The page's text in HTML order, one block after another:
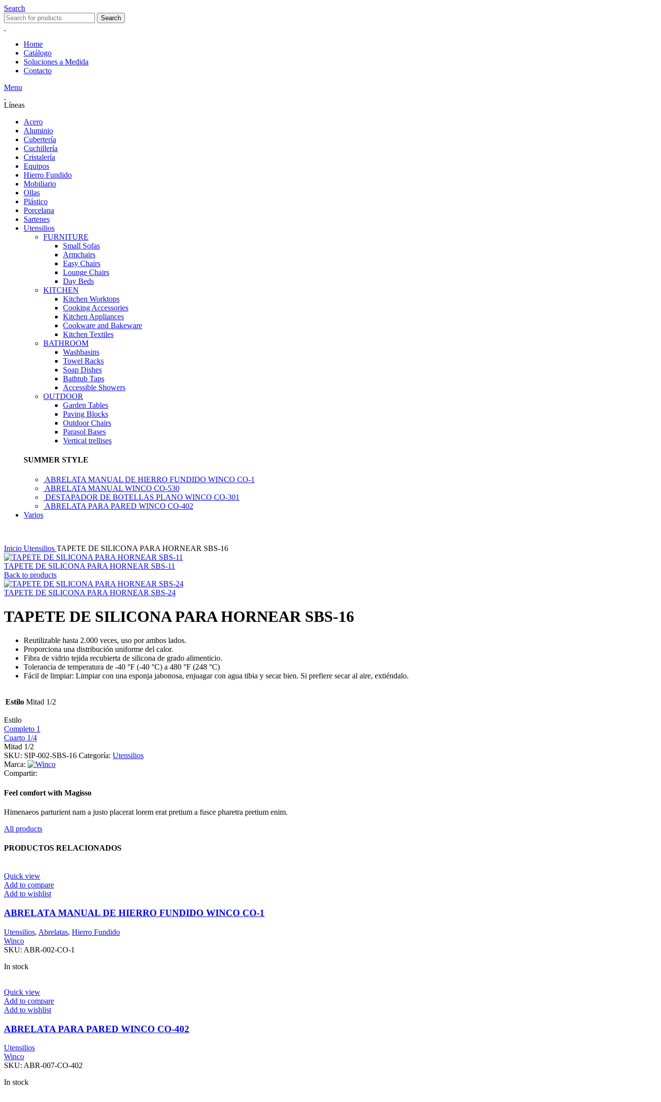
Search
Search
Home
Catálogo
Soluciones a Medida
Contacto
Menu
Líneas
Acero
Aluminio
Cubertería
Cuchillería
Cristalería
Equipos
Hierro Fundido
Mobiliario
Ollas
Plástico
Porcelana
Sartenes
Utensilios
FURNITURE
Small Sofas
Armchairs
Easy Chairs
Lounge Chairs
Day Beds
KITCHEN
Kitchen Worktops
Cooking Accessories
Kitchen Appliances
Cookware and Bakeware
Kitchen Textiles
BATHROOM
Washbasins
Towel Racks
Soap Dishes
Bathtub Taps
Accessible Showers
OUTDOOR
Garden Tables
Paving Blocks
Outdoor Chairs
Parasol Bases
Vertical trellises
SUMMER STYLE
ABRELATA MANUAL DE HIERRO FUNDIDO WINCO CO-1
ABRELATA MANUAL WINCO CO-530
DESTAPADOR DE BOTELLAS PLANO WINCO CO-301
ABRELATA PARA PARED WINCO CO-402
Varios
Inicio Utensilios TAPETE DE SILICONA PARA HORNEAR SBS-16
TAPETE DE SILICONA PARA HORNEAR SBS-11
Back to products
TAPETE DE SILICONA PARA HORNEAR SBS-24
TAPETE DE SILICONA PARA HORNEAR SBS-16
Reutilizable hasta 2.000 veces, uso por ambos lados.
Proporciona una distribución uniforme del calor.
Fibra de vidrio tejida recubierta de silicona de grado alimenticio.
Tolerancia de temperatura de -40 °F (-40 °C) a 480 °F (248 °C)
Fácil de limpiar: Limpiar con una esponja jabonosa, enjuagar con agua tibia y secar bien. Si prefiere secar al aire, extiéndalo.
Estilo Mitad 1/2
Estilo
Completo 1
Cuarto 1/4
Mitad 1/2
SKU: SIP-002-SBS-16 Categoría: Utensilios
Marca:
Compartir:
Feel comfort with Magisso
Himenaeos parturient nam a justo placerat lorem erat pretium a fusce pharetra pretium enim.
All products
PRODUCTOS RELACIONADOS
Quick view
Add to compare
Add to wishlist
ABRELATA MANUAL DE HIERRO FUNDIDO WINCO CO-1
Utensilios, Abrelatas, Hierro Fundido
Winco
SKU: ABR-002-CO-1
In stock
Quick view
Add to compare
Add to wishlist
ABRELATA PARA PARED WINCO CO-402
Utensilios
Winco
SKU: ABR-007-CO-402
In stock